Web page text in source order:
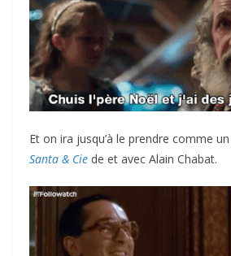
Et on ira jusqu’à le prendre comme
Santa & Cie de et avec Alain Chabat.